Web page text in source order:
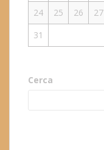
24
25 26 27
31
Cerca